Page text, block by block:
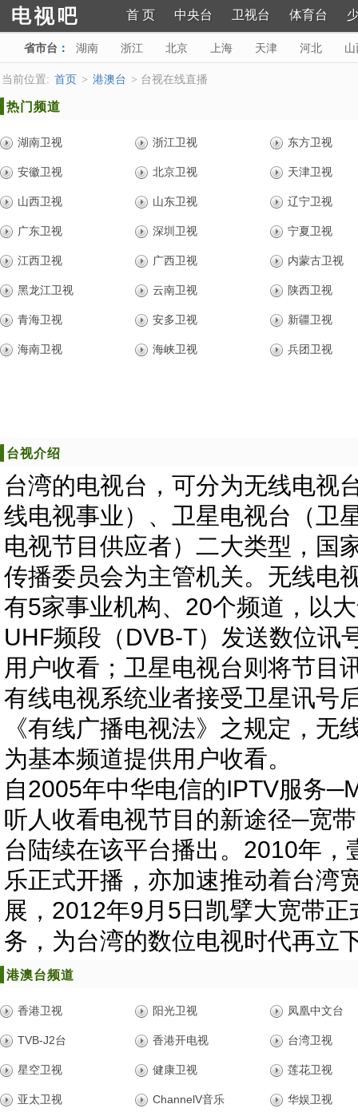
首 页 中央台 卫视台 体育台
省市台 ： 湖南 浙江 北京 上海 天津 河北
河南 广西 重庆 四川
当前位置: 首页 > 港澳台 > 台视在线直播
热门频道
湖南卫视 浙江卫视 东方卫视
安徽卫视 北京卫视 天津卫视
山西卫视 山东卫视 辽宁卫视
广东卫视 深圳卫视 宁夏卫视
江西卫视 广西卫视 内蒙古卫视
黑龙江卫视 云南卫视 陕西卫视
青海卫视 安多卫视 新疆卫视
海南卫视 海峡卫视 兵团卫视
台视介绍
台湾的电视台，可分为无线电视
线电视事业）、卫星电视台（卫
电视节目供应者）二大类型，国
传播委员会为主管机关。无线电
有5家事业机构、20个频道，以
UHF频段（DVB-T）发送数位讯
用户收看；卫星电视台则将节目
有线电视系统业者接受卫星讯号
《有线广播电视法》之规定，
为基本频道提供用户收看。
自2005年中华电信的IPTV服务
听人收看电视节目的新途径─宽
台陆续在该平台播出。2010年
乐正式开播，亦加速推动着台湾
展，2012年9月5日凯擘大宽带
务，为台湾的数位电视时代再立
港澳台频道
香港卫视 阳光卫视 凤凰中文台
TVB-J2台 香港开电视 台湾卫视
星空卫视 健康卫视 莲花卫视
亚太卫视 ChannelV音乐 华娱卫视